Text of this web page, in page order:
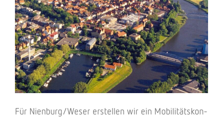
Für Nienburg/Weser erstel­len wir ein Mobi­li­täts­kon­